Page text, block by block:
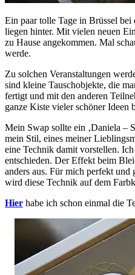
Ein paar tolle Tage in Brüssel bei
liegen hinter. Mit vielen neuen
zu Hause angekommen. Mal
werde.
Zu solchen Veranstaltungen
sind kleine Tauschobjekte, die
fertigt und mit den anderen
ganze Kiste vieler schöner Ideen
Mein Swap sollte ein ‚Daniela –
mein Stil, eines meiner
eine Technik damit vorstellen.
entschieden. Der Effekt beim
anders aus. Für mich perfekt und
wird diese Technik auf dem
Hier habe ich schon einmal die